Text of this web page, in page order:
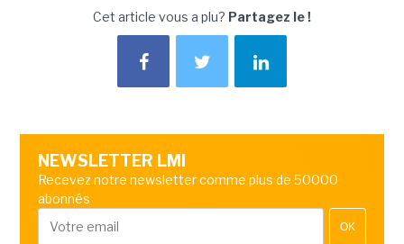
Cet article vous a plu? Partagez le !
NEWSLETTER LMI
Recevez notre newsletter comme plus de 50000
abonnés
OK